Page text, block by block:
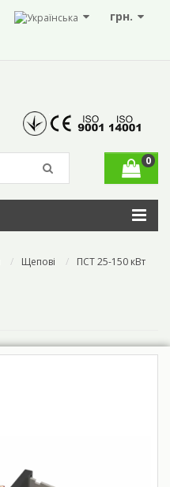
грн.
0
Щепові
ПСТ 25-150 кВт